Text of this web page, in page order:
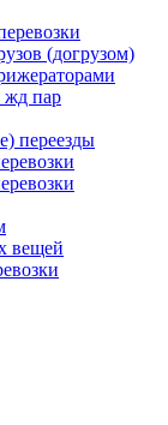
(догрузом)
жд пар
переезды
вещей